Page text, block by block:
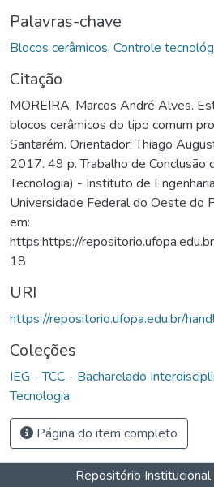
Palavras-chave
Blocos cerâmicos, Controle
Citação
MOREIRA, Marcos André Alves.
blocos cerâmicos do tipo comum
Santarém. Orientador: Thiago
2017. 49 p. Trabalho de Conclusão
Tecnologia) - Instituto de
Universidade Federal do Oeste do
em:
https:https://
18
URI
https://repositorio.ufopa.edu.br/
Coleções
IEG - TCC - Bacharelado
Tecnologia
Página do item completo
Repositório Institucional